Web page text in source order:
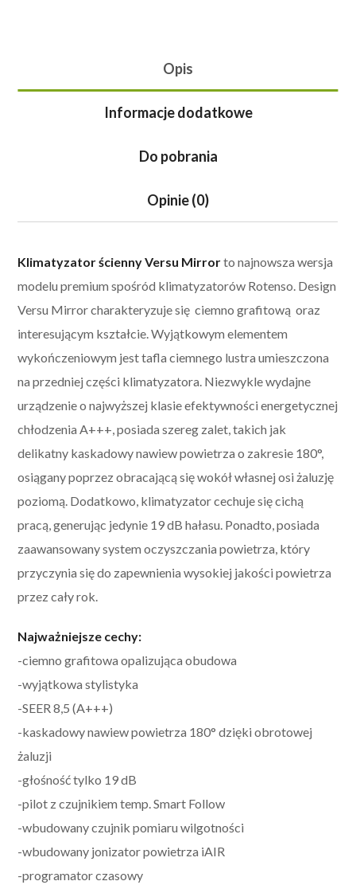
Opis
Informacje dodatkowe
Do pobrania
Opinie (0)
Klimatyzator ścienny Versu Mirrorto najnowsza wersja
modelu premium spośród klimatyzatorów Rotenso. Design
Versu Mirror charakteryzuje się ciemno grafitową oraz
interesującym kształcie. Wyjątkowym elementem
wykończeniowym jest tafla ciemnego lustra umieszczona
na przedniej części klimatyzatora. Niezwykle wydajne
urządzenie o najwyższej klasie efektywności energetycznej
chłodzenia A+++, posiada szereg zalet, takich jak
delikatny kaskadowy nawiew powietrza o zakresie 180°,
osiągany poprzez obracającą się wokół własnej osi żaluzję
poziomą. Dodatkowo, klimatyzator cechuje się cichą
pracą, generując jedynie 19 dB hałasu. Ponadto, posiada
zaawansowany system oczyszczania powietrza, który
przyczynia się do zapewnienia wysokiej jakości powietrza
przez cały rok.
Najważniejsze cechy:
-ciemno grafitowa opalizująca obudowa
-wyjątkowa stylistyka
-SEER 8,5 (A+++)
-kaskadowy nawiew powietrza 180° dzięki obrotowej
żaluzji
-głośność tylko 19 dB
-pilot z czujnikiem temp. Smart Follow
-wbudowany czujnik pomiaru wilgotności
-wbudowany jonizator powietrza iAIR
-programator czasowy